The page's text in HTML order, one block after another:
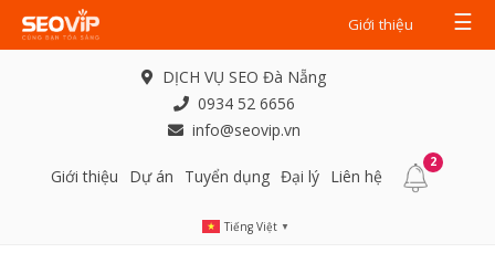
Giới thiệu ☰
DỊCH VỤ SEO Đà Nẵng
0934 52 6656
info@seovip.vn
Giới thiệu Dự án Tuyển dụng Đại lý Liên hệ
2
Tiếng Việt ▼